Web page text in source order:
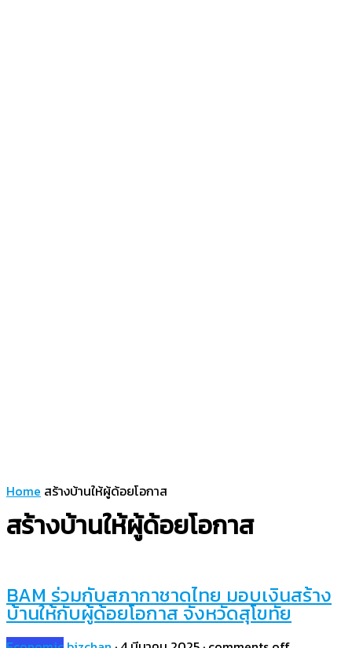
Home สร้างบ้านให้ผู้ด้อยโอกาส
สร้างบ้านให้ผู้ด้อยโอกาส
BAM ร่วมกับสภากาชาดไทย มอบเงินสร้าง
บ้านให้กับผู้ด้อยโอกาส จังหวัดสุโขทัย